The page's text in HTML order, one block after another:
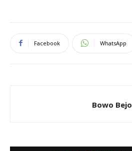
Facebook WhatsApp
Bowo Bejo